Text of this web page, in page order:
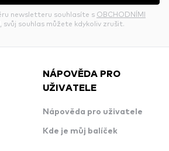
newsletteru souhlasíte s OBCHODNÍMI
, svůj souhlas můžete kdykoliv zrušit.
NÁPOVĚDA PRO
UŽIVATELE
Nápověda pro uživatele
Kde je můj balíček